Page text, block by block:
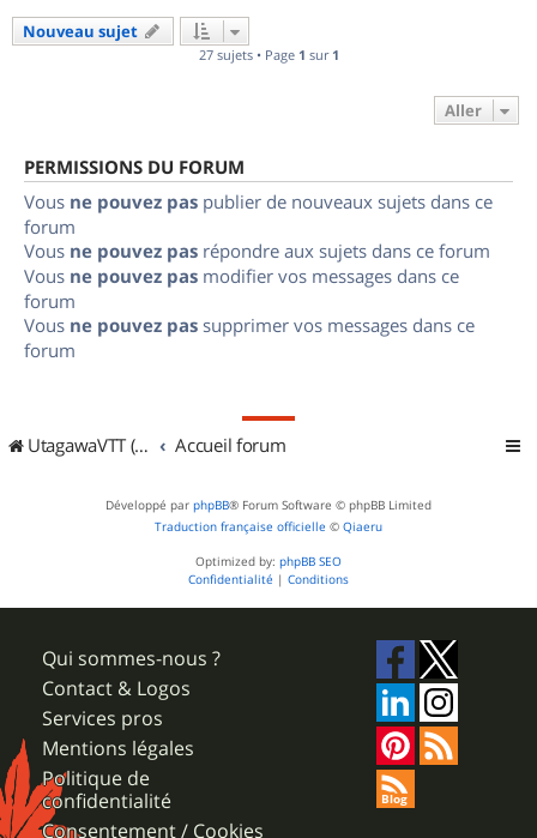
Nouveau sujet
27 sujets • Page 1 sur 1
Aller
PERMISSIONS DU FORUM
Vous ne pouvez pas publier de nouveaux sujets dans ce
forum
Vous ne pouvez pas répondre aux sujets dans ce forum
Vous ne pouvez pas modifier vos messages dans ce
forum
Vous ne pouvez pas supprimer vos messages dans ce
forum
UtagawaVTT (Randos VTT et VTTAE avec traces GPS) Accueil forum
Développé par phpBB® Forum Software © phpBB Limited
Traduction française officielle © Qiaeru
Optimized by: phpBB SEO
Confidentialité | Conditions
Qui sommes-nous ?
Contact & Logos
Services pros
Mentions légales
Politique de
confidentialité
Consentement / Cookies